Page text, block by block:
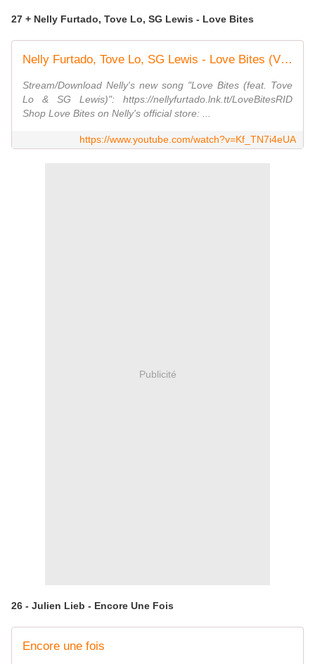
27 + Nelly Furtado, Tove Lo, SG Lewis - Love Bites
Nelly Furtado, Tove Lo, SG Lewis - Love Bites (Visualizer)
Stream/Download Nelly's new song "Love Bites (feat. Tove
Lo & SG Lewis)": https://nellyfurtado.lnk.tt/LoveBitesRID
Shop Love Bites on Nelly's official store: ...
https://www.youtube.com/watch?v=Kf_TN7i4eUA
Publicité
26 - Julien Lieb - Encore Une Fois
Encore une fois